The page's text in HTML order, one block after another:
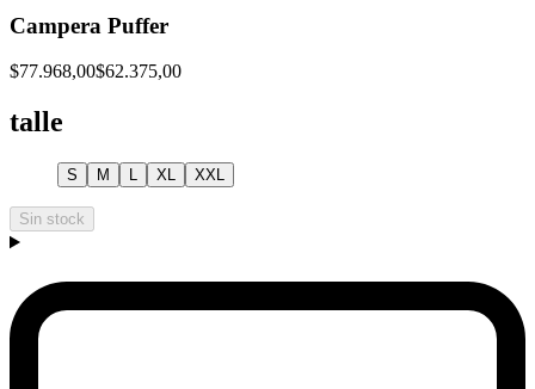
Campera Puffer
$77.968,00$62.375,00
talle
S M L XL XXL
Sin stock